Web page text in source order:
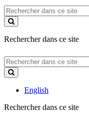
Rechercher
dans
ce
Rechercher dans ce site
Rechercher
dans
ce
English
Rechercher dans ce site